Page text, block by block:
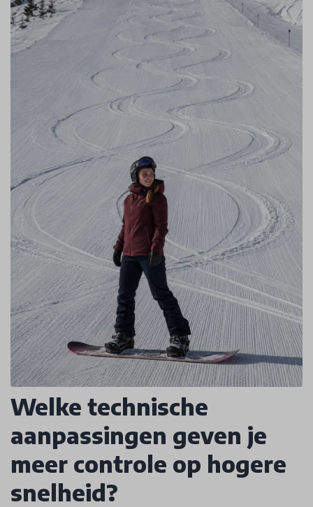
Welke technische
aanpassingen geven je
meer controle op hogere
snelheid?